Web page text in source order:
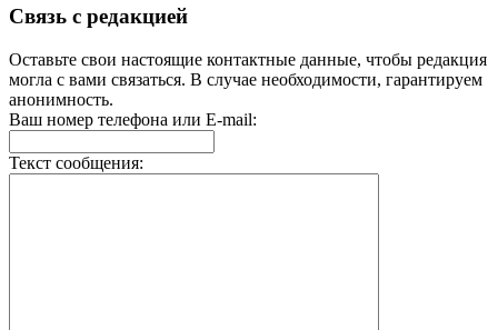
Связь с редакцией
Оставьте свои настоящие контактные данные, чтобы редакция
могла с вами связаться. В случае необходимости, гарантируем
анонимность.
Ваш номер телефона или E-mail:
Текст сообщения: